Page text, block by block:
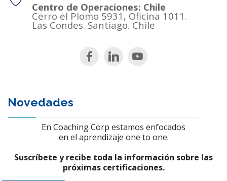
Centro de Operaciones: Chile
Cerro el Plomo 5931, Oficina 1011.
Las Condes. Santiago. Chile
Novedades
En Coaching Corp estamos enfocados
en el aprendizaje one to one.
Suscríbete y recibe toda la información sobre las
próximas certificaciones.